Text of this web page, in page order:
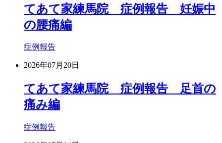
てあて家練馬院 症例報告 妊娠中
の腰痛編
症例報告
2026年07月20日
てあて家練馬院 症例報告 足首の
痛み編
症例報告